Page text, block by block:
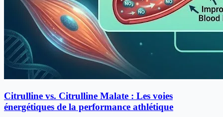
Citrulline vs. Citrulline Malate : Les voies
énergétiques de la performance athlétique